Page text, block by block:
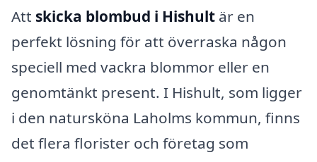
Att skicka blombud i Hishult är en
perfekt lösning för att överraska någon
speciell med vackra blommor eller en
genomtänkt present. I Hishult, som ligger
i den natursköna Laholms kommun, finns
det flera florister och företag som